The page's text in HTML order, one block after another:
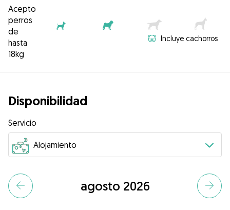
Acepto
perros
de
hasta
18kg
Incluye cachorros
Disponibilidad
Servicio
agosto 2026